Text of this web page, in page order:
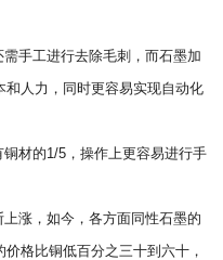
手工进行去除毛刺，而石墨加
人力，同时更容易实现自动化
材的1/5，操作上更容易进行手
涨，如今，各方面同性石墨的
格比铜低百分之三十到六十，